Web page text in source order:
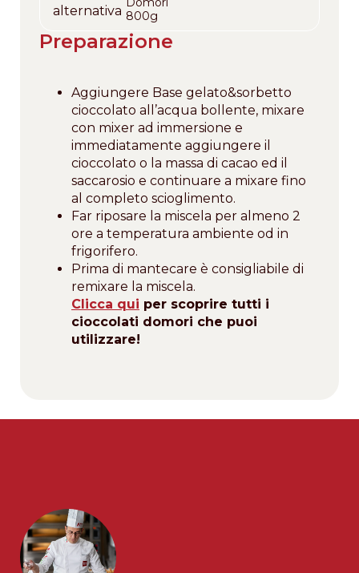
alternativa 800g
Preparazione
Aggiungere Base gelato&sorbetto
cioccolato all’acqua bollente, mixare
con mixer ad immersione e
immediatamente aggiungere il
cioccolato o la massa di cacao ed il
saccarosio e continuare a mixare fino
al completo scioglimento.
Far riposare la miscela per almeno 2
ore a temperatura ambiente od in
frigorifero.
Prima di mantecare è consigliabile di
remixare la miscela.
Clicca qui per scoprire tutti i
cioccolati domori che puoi
utilizzare!